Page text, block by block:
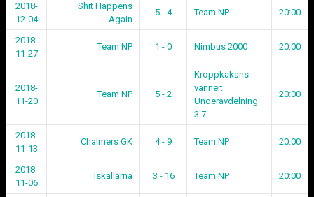
2018-
12-04
Shit Happens
Again
5 - 4 Team NP 20:00
2018-
11-27
Team NP 1 - 0 Nimbus 2000 20:00
2018-
11-20
Team NP 5 - 2
Kroppkakans
vänner:
Underavdelning
3.7
20:00
2018-
11-13
Chalmers GK 4 - 9 Team NP 20:00
2018-
11-06
Iskallarna 3 - 16 Team NP 20:00